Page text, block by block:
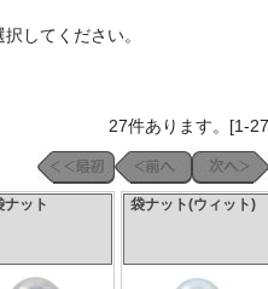
してください。
27件あります。[1-
ナット 袋ナット(ウィット)